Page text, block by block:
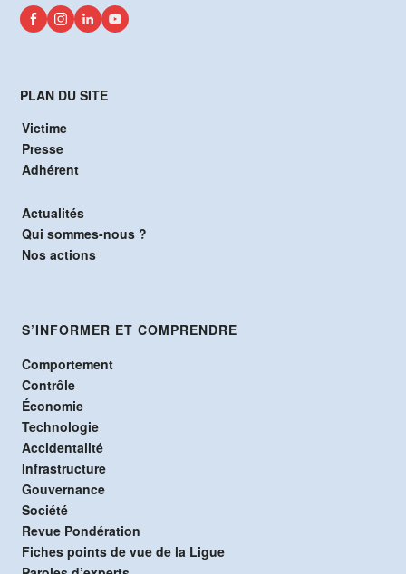
PLAN DU SITE
Victime
Presse
Adhérent
Actualités
Qui sommes-nous ?
Nos actions
S’INFORMER ET COMPRENDRE
Comportement
Contrôle
Économie
Technologie
Accidentalité
Infrastructure
Gouvernance
Société
Revue Pondération
Fiches points de vue de la Ligue